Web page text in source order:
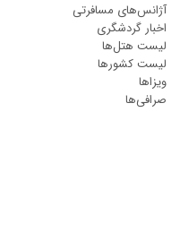
آژانس‌های مسافرتی
اخبار گردشگری
لیست هتل‌ها
لیست کشورها
ویزاها
صرافی‌ها